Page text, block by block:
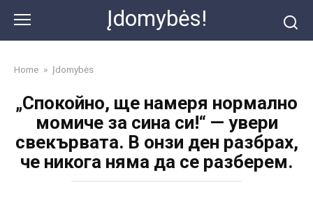
content
Įdomybės!
Home » Įdomybės
„Спокойно, ще намеря нормално
момиче за сина си!“ — увери
свекървата. В онзи ден разбрах,
че никога няма да се разберем.